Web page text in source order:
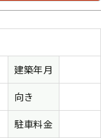
建築年月
向き
駐車料金